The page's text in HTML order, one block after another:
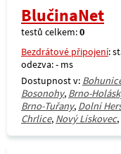
BlučinaNet
testů celkem:0
Bezdrátové připojení:
odezva: - ms
Dostupnost v:
Bosonohy, Brno-
Brno-Tuřany, Dolní
Chrlice, Nový Lískovec,